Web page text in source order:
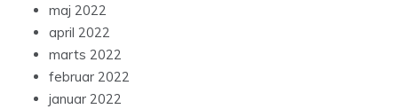
maj 2022
april 2022
marts 2022
februar 2022
januar 2022